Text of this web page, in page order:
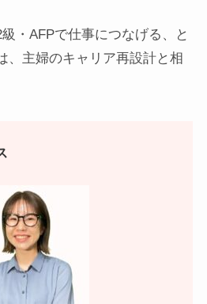
・AFPで仕事につなげる、と
、主婦のキャリア再設計と相